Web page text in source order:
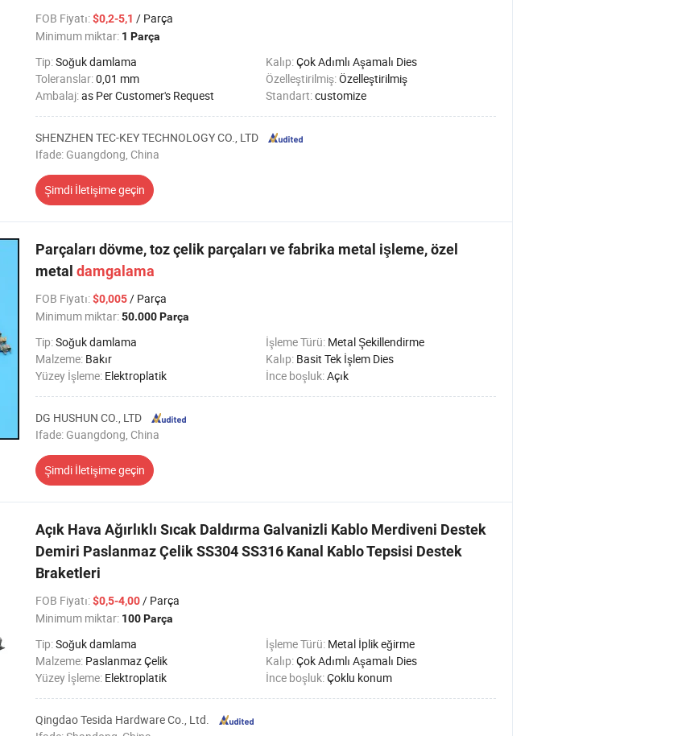
FOB Fiyatı:$0,2-5,1 / Parça
Minimum miktar: 1 Parça
Tip:Soğuk damlama Kalıp:Çok Adımlı Aşamalı Dies
Toleranslar:0,01 mm Özelleştirilmiş:Özelleştirilmiş
Ambalaj:as Per Customer's Request Standart:customize
SHENZHEN TEC-KEY TECHNOLOGY CO., LTD
Ifade: Guangdong, China
Şimdi İletişime geçin
Parçaları dövme, toz çelik parçaları ve fabrika metal işleme, özel
metal damgalama
FOB Fiyatı:$0,005/ Parça
Minimum miktar:50.000 Parça
Tip:Soğuk damlama İşleme Türü: Metal Şekillendirme
Malzeme: Bakır Kalıp: Basit Tek İşlem Dies
Yüzey İşleme: Elektroplatik İnce boşluk:Açık
DG HUSHUN CO., LTD
Ifade: Guangdong, China
Şimdi İletişime geçin
Açık Hava Ağırlıklı Sıcak Daldırma Galvanizli Kablo Merdiveni Destek
Demiri Paslanmaz Çelik SS304 SS316 Kanal Kablo Tepsisi Destek
Braketleri
FOB Fiyatı:$0,5-4,00/ Parça
Minimum miktar: 100 Parça
Tip:Soğuk damlama İşleme Türü: Metal İplik eğirme
Malzeme: Paslanmaz Çelik Kalıp:Çok Adımlı Aşamalı Dies
Yüzey İşleme: Elektroplatik İnce boşluk:Çoklu konum
Qingdao Tesida Hardware Co., Ltd.